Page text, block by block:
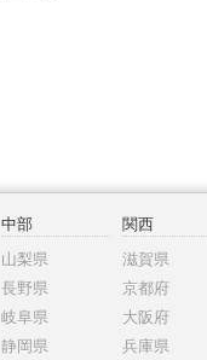
中部
山梨県
長野県
岐阜県
静岡県
関西
滋賀県
京都府
大阪府
兵庫県